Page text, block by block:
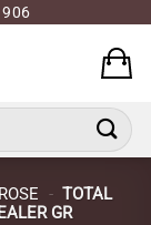
- TOTAL
GR